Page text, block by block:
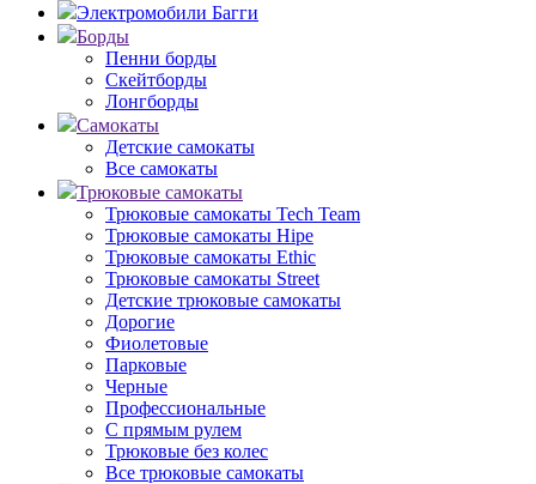
Электромобили Багги
Борды
Пенни борды
Скейтборды
Лонгборды
Самокаты
Детские самокаты
Все самокаты
Трюковые самокаты
Трюковые самокаты Tech Team
Трюковые самокаты Hipe
Трюковые самокаты Ethic
Трюковые самокаты Street
Детские трюковые самокаты
Дорогие
Фиолетовые
Парковые
Черные
Профессиональные
С прямым рулем
Трюковые без колес
Все трюковые самокаты